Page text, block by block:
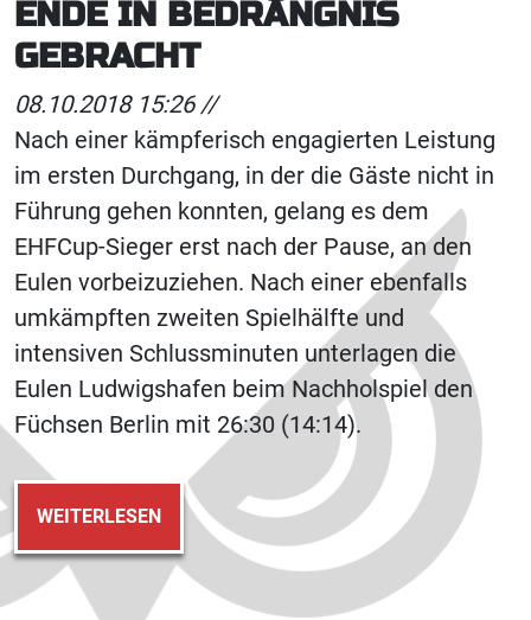
ENDE IN BEDRÄNGNIS
GEBRACHT
08.10.2018 15:26 //
Nach einer kämpferisch engagierten Leistung
im ersten Durchgang, in der die Gäste nicht in
Führung gehen konnten, gelang es dem
EHFCup-Sieger erst nach der Pause, an den
Eulen vorbeizuziehen. Nach einer ebenfalls
umkämpften zweiten Spielhälfte und
intensiven Schlussminuten unterlagen die
Eulen Ludwigshafen beim Nachholspiel den
Füchsen Berlin mit 26:30 (14:14).
WEITERLESEN